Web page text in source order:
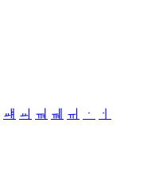
ㆈ ㆉ ㆊ ㆋ ㆌ ㆍ
ㆎ